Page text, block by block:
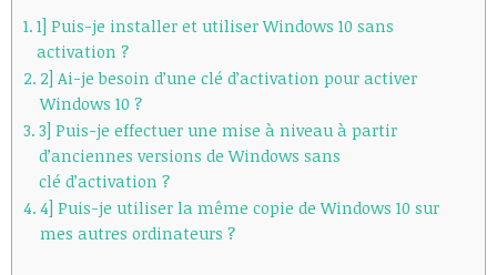
1] Puis-je installer et utiliser Windows 10 sans
activation ?
2] Ai-je besoin d’une clé d’activation pour activer
Windows 10 ?
3] Puis-je effectuer une mise à niveau à partir
d’anciennes versions de Windows sans
clé d’activation ?
4] Puis-je utiliser la même copie de Windows 10 sur
mes autres ordinateurs ?